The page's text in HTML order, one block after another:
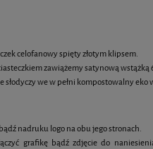
7,20 zł
celofanowy spięty złotym klipsem.
zawiążemy satynową
we w pełni kompostowalny eko
nadruku logo na obu jego stronach.
grafikę bądź zdjęcie do